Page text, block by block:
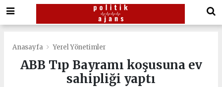
Anasayfa Yerel Yönetimler
ABB Tıp Bayramı koşusuna ev
sahipliği yaptı